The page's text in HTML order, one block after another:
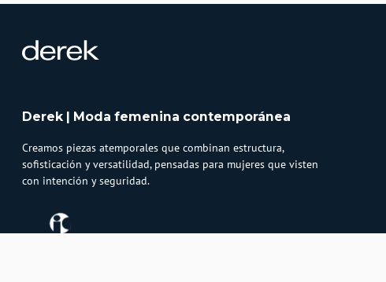
Derek | Moda femenina contemporánea
Creamos piezas atemporales que combinan estructura,
sofisticación y versatilidad, pensadas para mujeres que visten
con intención y seguridad.